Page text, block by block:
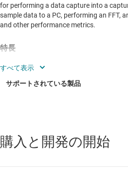
for performing a data capture into a
sample data to a PC, performing an FFT,
and other performance metrics.
特長
Comprehensive test capability
testing and prototyping
ADS58H43 — クワッドチャネル、14 ビッ
フィードバック IC
購入と開発の開始